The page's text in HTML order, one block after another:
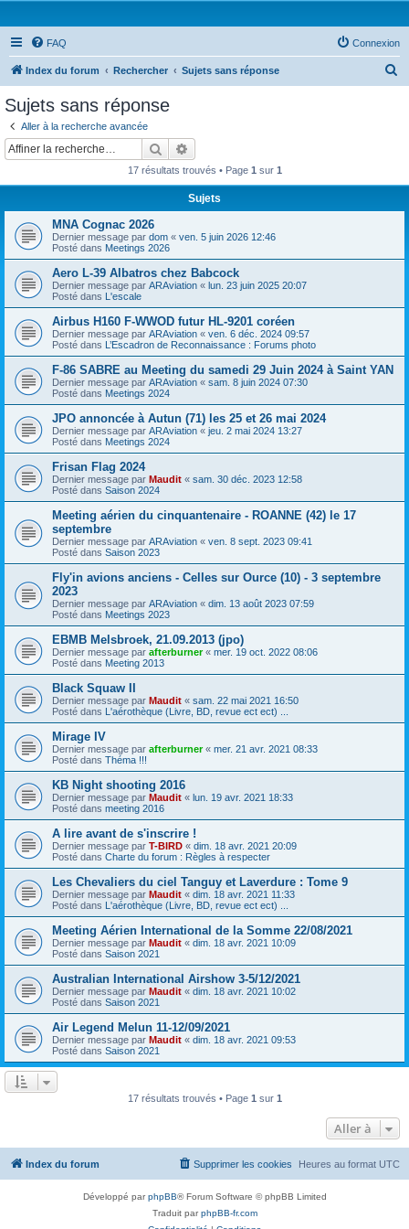
FAQ Connexion
Index du forum Rechercher Sujets sans réponse
Sujets sans réponse
Aller à la recherche avancée
Rechercher
17 résultats trouvés • Page 1 sur 1
Sujets
MNA Cognac 2026
Dernier message par dom « ven. 5 juin 2026 12:46
Posté dans Meetings 2026
Aero L-39 Albatros chez Babcock
Dernier message par ARAviation « lun. 23 juin 2025 20:07
Posté dans L'escale
Airbus H160 F-WWOD futur HL-9201 coréen
Dernier message par ARAviation « ven. 6 déc. 2024 09:57
Posté dans L’Escadron de Reconnaissance : Forums photo
F-86 SABRE au Meeting du samedi 29 Juin 2024 à Saint YAN
Dernier message par ARAviation « sam. 8 juin 2024 07:30
Posté dans Meetings 2024
JPO annoncée à Autun (71) les 25 et 26 mai 2024
Dernier message par ARAviation « jeu. 2 mai 2024 13:27
Posté dans Meetings 2024
Frisan Flag 2024
Dernier message par Maudit « sam. 30 déc. 2023 12:58
Posté dans Saison 2024
Meeting aérien du cinquantenaire - ROANNE (42) le 17
septembre
Dernier message par ARAviation « ven. 8 sept. 2023 09:41
Posté dans Saison 2023
Fly'in avions anciens - Celles sur Ource (10) - 3 septembre
2023
Dernier message par ARAviation « dim. 13 août 2023 07:59
Posté dans Meetings 2023
EBMB Melsbroek, 21.09.2013 (jpo)
Dernier message par afterburner« mer. 19 oct. 2022 08:06
Posté dans Meeting 2013
Black Squaw II
Dernier message par Maudit « sam. 22 mai 2021 16:50
Posté dans L'aérothèque (Livre, BD, revue ect ect) ...
Mirage IV
Dernier message par afterburner« mer. 21 avr. 2021 08:33
Posté dans Théma !!!
KB Night shooting 2016
Dernier message par Maudit « lun. 19 avr. 2021 18:33
Posté dans meeting 2016
A lire avant de s'inscrire !
Dernier message par T-BIRD « dim. 18 avr. 2021 20:09
Posté dans Charte du forum : Règles à respecter
Les Chevaliers du ciel Tanguy et Laverdure : Tome 9
Dernier message par Maudit « dim. 18 avr. 2021 11:33
Posté dans L'aérothèque (Livre, BD, revue ect ect) ...
Meeting Aérien International de la Somme 22/08/2021
Dernier message par Maudit « dim. 18 avr. 2021 10:09
Posté dans Saison 2021
Australian International Airshow 3-5/12/2021
Dernier message par Maudit « dim. 18 avr. 2021 10:02
Posté dans Saison 2021
Air Legend Melun 11-12/09/2021
Dernier message par Maudit « dim. 18 avr. 2021 09:53
Posté dans Saison 2021
17 résultats trouvés • Page 1 sur 1
Aller à
Index du forum Heures au format UTC
Supprimer les cookies
Développé parphpBB® Forum Software © phpBB Limited
Traduit parphpBB-fr.com